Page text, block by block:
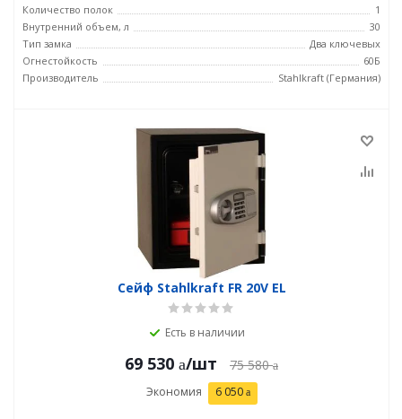
Количество полок
1
Внутренний объем, л
30
Тип замка
Два ключевых
Огнестойкость
60Б
Производитель
Stahlkraft (Германия)
Сейф Stahlkraft FR 20V EL
Есть в наличии
69 530 /шт 75 580
Экономия 6 050